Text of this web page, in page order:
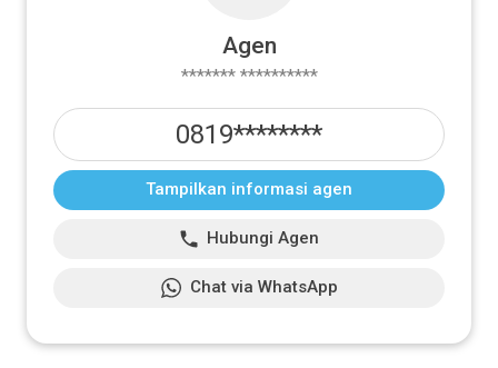
Agen
******* **********
0819********
Tampilkan informasi agen
Hubungi Agen
Chat via WhatsApp